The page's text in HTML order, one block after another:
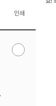
인쇄
알